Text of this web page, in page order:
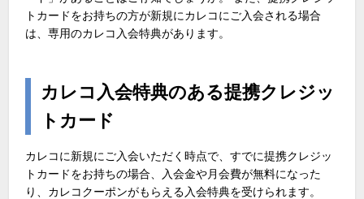
トカードをお持ちの方が新規にカレコにご入会される場合
は、専用のカレコ入会特典があります。
カレコ入会特典のある提携クレジッ
トカード
カレコに新規にご入会いただく時点で、すでに提携クレジッ
トカードをお持ちの場合、入会金や月会費が無料になった
り、カレコクーポンがもらえる入会特典を受けられます。